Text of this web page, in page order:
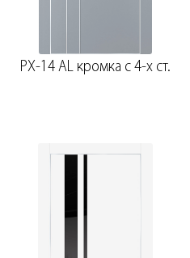
PX-14 AL кромка с 4-х ст.